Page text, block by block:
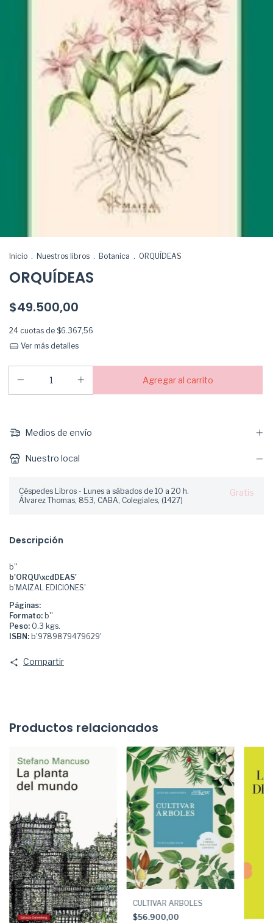
Inicio . Nuestros libros . Botanica . ORQUÍDEAS
ORQUÍDEAS
$49.500,00
24 cuotas de $6.367,56
Ver más detalles
Medios de envío
Nuestro local
Céspedes Libros - Lunes a sábados de 10 a 20 h.
Álvarez Thomas, 853, CABA, Colegiales, (1427)
Gratis
Descripción
b''
b'ORQU\xcdDEAS'
b'MAIZAL EDICIONES'
Páginas:
Formato: b''
Peso: 0.3 kgs.
ISBN: b'9789879479629'
Compartir
Productos relacionados
CULTIVAR ARBOLES
$56.900,00